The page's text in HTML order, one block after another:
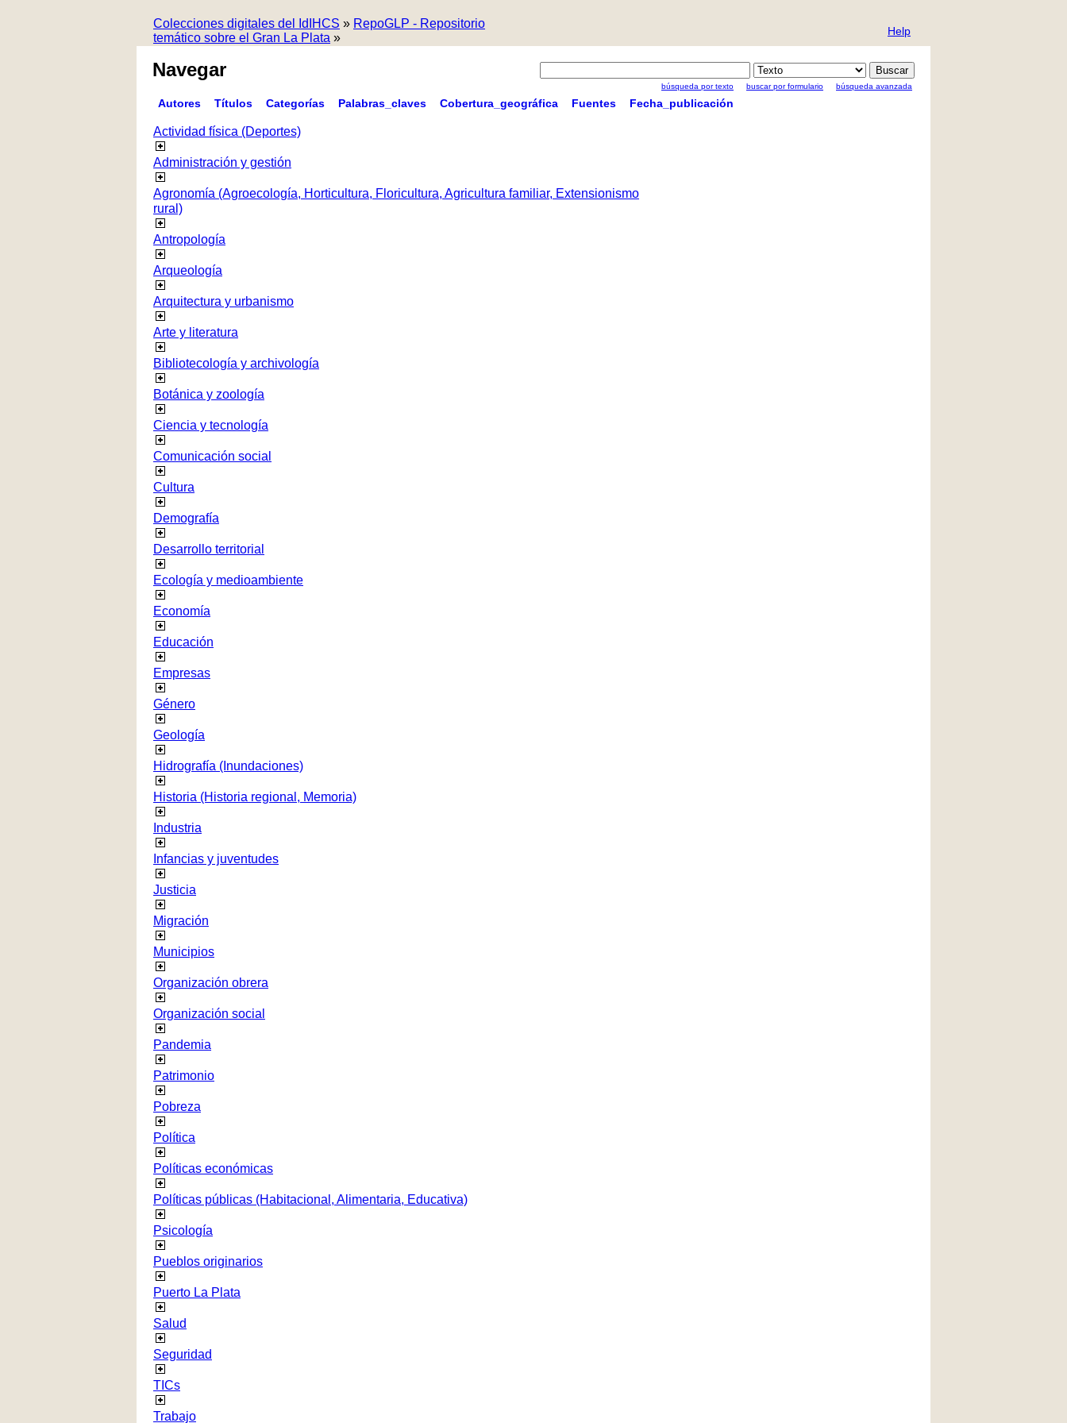
Colecciones digitales del IdIHCS » RepoGLP - Repositorio
temático sobre el Gran La Plata » Help
Navegar
búsqueda por texto buscar por formulario búsqueda avanzada
Autores Títulos Categorías Palabras_claves Cobertura_geográfica Fuentes Fecha_publicación
Actividad física (Deportes)
Administración y gestión
Agronomía (Agroecología, Horticultura, Floricultura, Agricultura familiar, Extensionismo
rural)
Antropología
Arqueología
Arquitectura y urbanismo
Arte y literatura
Bibliotecología y archivología
Botánica y zoología
Ciencia y tecnología
Comunicación social
Cultura
Demografía
Desarrollo territorial
Ecología y medioambiente
Economía
Educación
Empresas
Género
Geología
Hidrografía (Inundaciones)
Historia (Historia regional, Memoria)
Industria
Infancias y juventudes
Justicia
Migración
Municipios
Organización obrera
Organización social
Pandemia
Patrimonio
Pobreza
Política
Políticas económicas
Políticas públicas (Habitacional, Alimentaria, Educativa)
Psicología
Pueblos originarios
Puerto La Plata
Salud
Seguridad
TICs
Trabajo